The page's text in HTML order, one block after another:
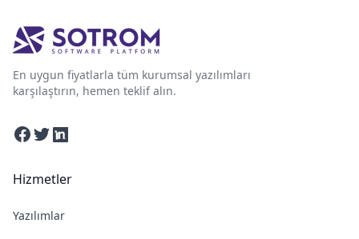
En uygun fiyatlarla tüm kurumsal yazılımları
karşılaştırın, hemen teklif alın.
Facebook
TwitterLinkedin
Hizmetler
Yazılımlar